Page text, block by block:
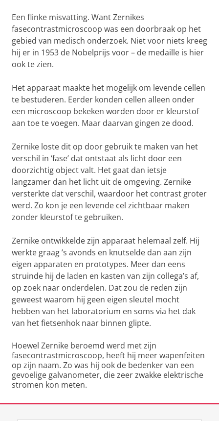
Een flinke misvatting. Want Zernikes
fasecontrastmicroscoop was een doorbraak op het
gebied van medisch onderzoek. Niet voor niets kreeg
hij er in 1953 de Nobelprijs voor – de medaille is hier
ook te zien.
Het apparaat maakte het mogelijk om levende cellen
te bestuderen. Eerder konden cellen alleen onder
een microscoop bekeken worden door er kleurstof
aan toe te voegen. Maar daarvan gingen ze dood.
Zernike loste dit op door gebruik te maken van het
verschil in ‘fase’ dat ontstaat als licht door een
doorzichtig object valt. Het gaat dan ietsje
langzamer dan het licht uit de omgeving. Zernike
versterkte dat verschil, waardoor het contrast groter
werd. Zo kon je een levende cel zichtbaar maken
zonder kleurstof te gebruiken.
Zernike ontwikkelde zijn apparaat helemaal zelf. Hij
werkte graag ’s avonds en knutselde dan aan zijn
eigen apparaten en prototypes. Meer dan eens
struinde hij de laden en kasten van zijn collega’s af,
op zoek naar onderdelen. Dat zou de reden zijn
geweest waarom hij geen eigen sleutel mocht
hebben van het laboratorium en soms via het dak
van het fietsenhok naar binnen glipte.
Hoewel Zernike beroemd werd met zijn
fasecontrastmicroscoop, heeft hij meer wapenfeiten
op zijn naam. Zo was hij ook de bedenker van een
gevoelige galvanometer, die zeer zwakke elektrische
stromen kon meten.